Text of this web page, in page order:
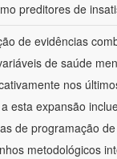
preditores de
de evidências
de saúde
nos
esta expansão
de programação
metodológicos